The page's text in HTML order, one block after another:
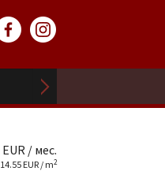
EUR / мес.
14.55 EUR / m2